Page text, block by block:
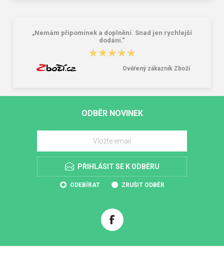
„Nemám připomínek a doplnění. Snad jen rychlejší
dodání.“
★★★★★
★★★★★
Ověřený zákazník Zboží
ODBĚR NOVINEK
PŘIHLÁSIT SE K ODBĚRU
ODEBÍRAT ZRUŠIT ODBĚR